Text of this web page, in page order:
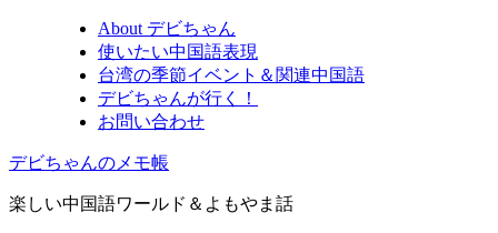
About デビちゃん
使いたい中国語表現
台湾の季節イベント＆関連中国語
デビちゃんが行く！
お問い合わせ
デビちゃんのメモ帳
楽しい中国語ワールド＆よもやま話